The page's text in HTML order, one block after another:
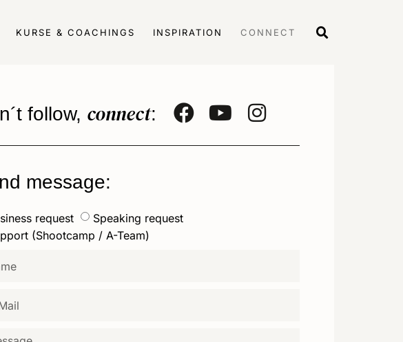
KURSE & COACHINGS INSPIRATION CONNECT
follow, connect:
message:
request
Speaking request
(Shootcamp / A-Team)